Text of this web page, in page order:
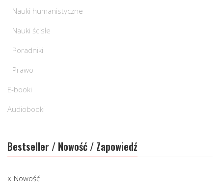
Nauki humanistyczne
Nauki ścisłe
Poradniki
Prawo
E-booki
Audiobooki
Bestseller / Nowość / Zapowiedź
Nowość